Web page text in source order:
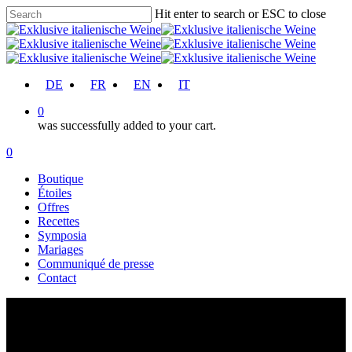
Skip
to
main
content
Hit enter to search or ESC to close
Close
Search
DE FR EN IT
0
was successfully added to your cart.
Menu
account
0
Boutique
Étoiles
Offres
Recettes
Symposia
Mariages
Communiqué de presse
Contact